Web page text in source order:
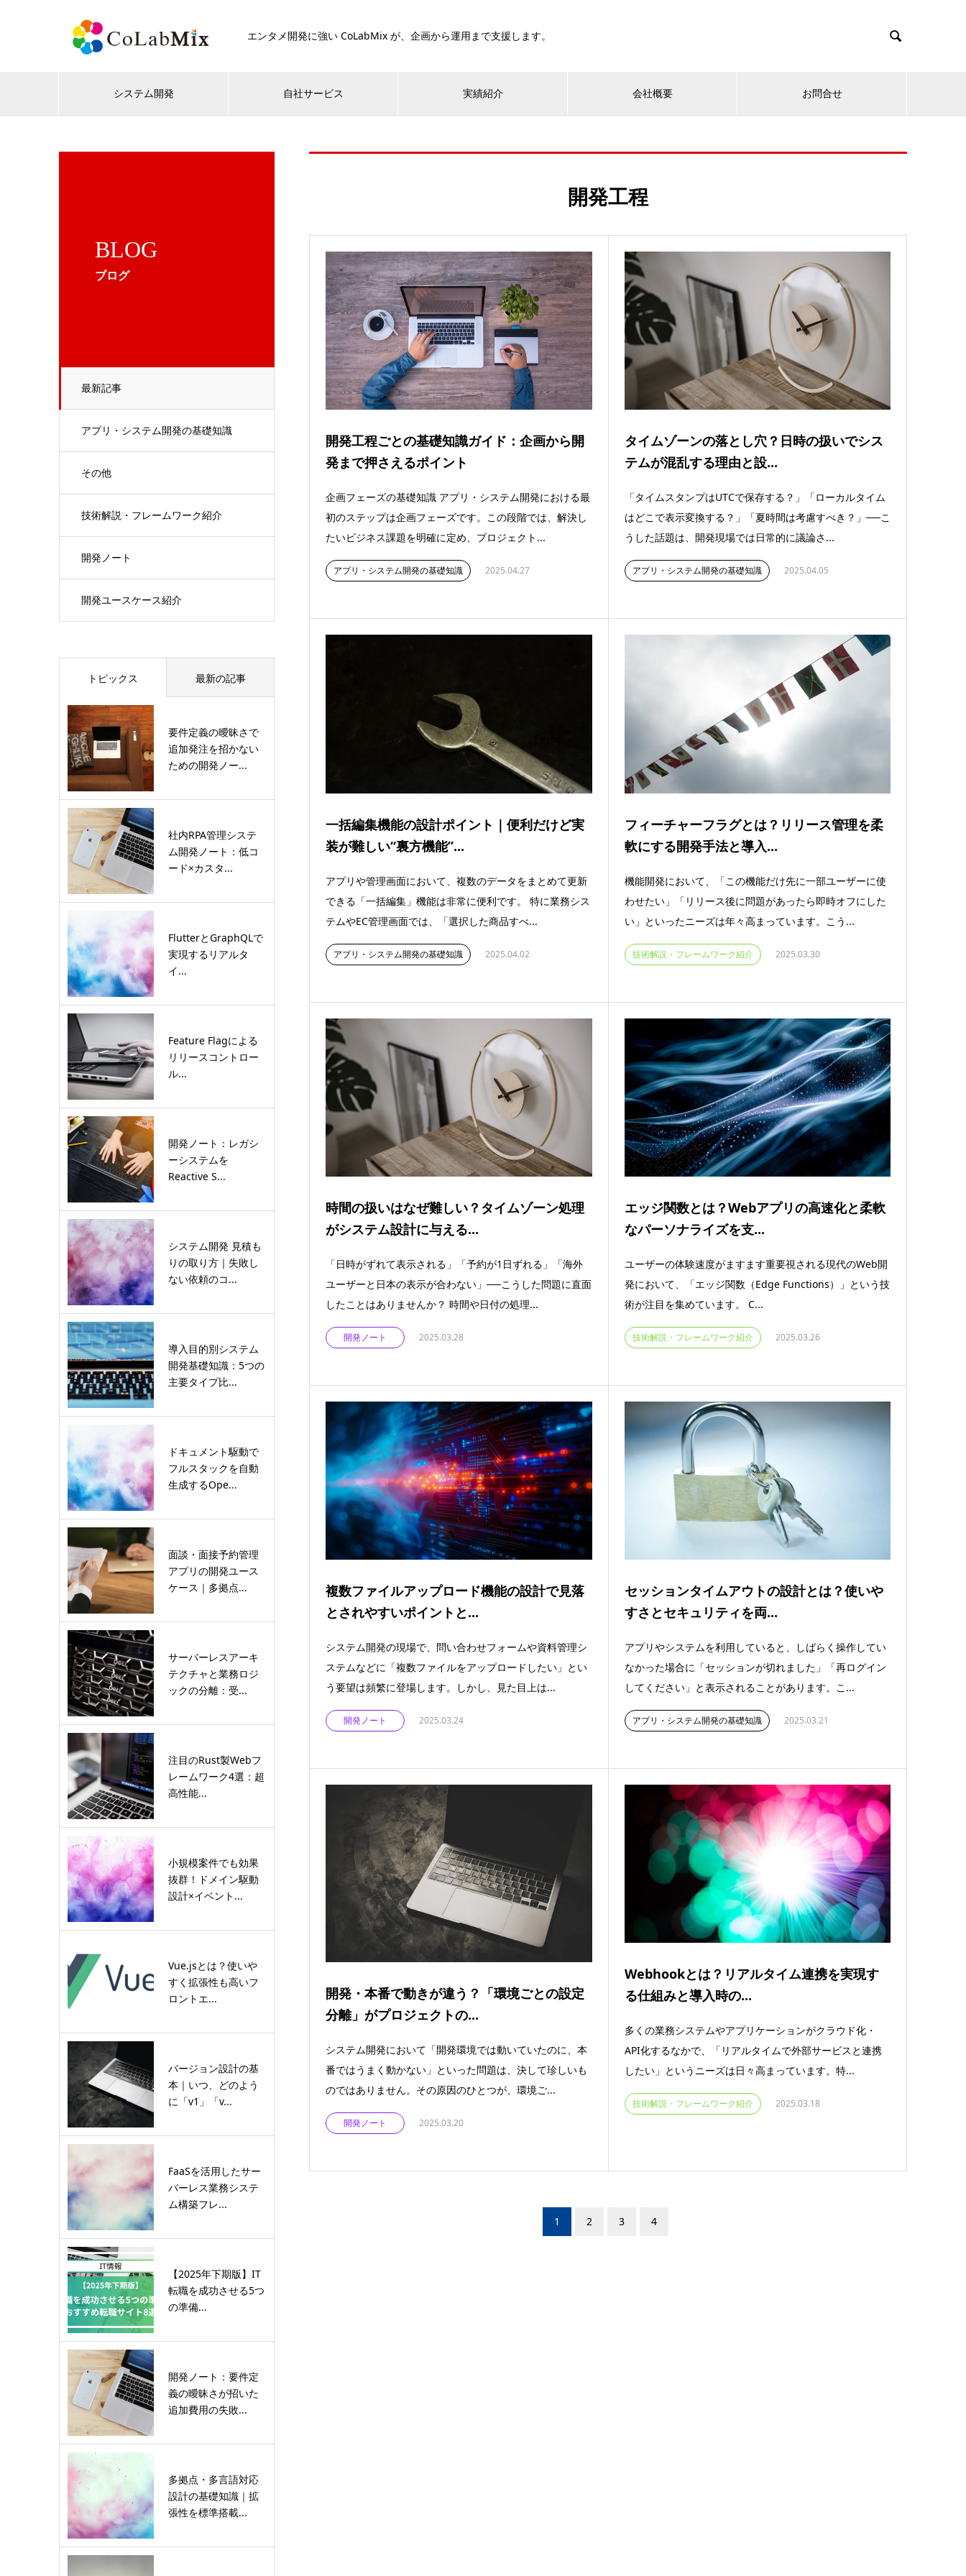
エンタメ開発に強い CoLabMix が、企画から運用まで支援します。 
システム開発 自社サービス 実績紹介 会社概要 お問合せ
BLOG
ブログ
最新記事
アプリ・システム開発の基礎知識
その他
技術解説・フレームワーク紹介
開発ノート
開発ユースケース紹介
開発工程
開発工程ごとの基礎知識ガイド：企画から開
発まで押さえるポイント
企画フェーズの基礎知識 アプリ・システム開発における最
初のステップは企画フェーズです。この段階では、解決し
たいビジネス課題を明確に定め、プロジェクト...
アプリ・システム開発の基礎知識 2025.04.27
タイムゾーンの落とし穴？日時の扱いでシス
テムが混乱する理由と設...
「タイムスタンプはUTCで保存する？」「ローカルタイム
はどこで表示変換する？」「夏時間は考慮すべき？」──こ
うした話題は、開発現場では日常的に議論さ...
アプリ・システム開発の基礎知識 2025.04.05
一括編集機能の設計ポイント｜便利だけど実
装が難しい“裏方機能”...
アプリや管理画面において、複数のデータをまとめて更新
できる「一括編集」機能は非常に便利です。 特に業務シス
テムやEC管理画面では、「選択した商品すべ...
アプリ・システム開発の基礎知識 2025.04.02
フィーチャーフラグとは？リリース管理を柔
軟にする開発手法と導入...
機能開発において、「この機能だけ先に一部ユーザーに使
わせたい」「リリース後に問題があったら即時オフにした
い」といったニーズは年々高まっています。こう...
技術解説・フレームワーク紹介 2025.03.30
時間の扱いはなぜ難しい？タイムゾーン処理
がシステム設計に与える...
「日時がずれて表示される」「予約が1日ずれる」「海外
ユーザーと日本の表示が合わない」──こうした問題に直面
したことはありませんか？ 時間や日付の処理...
開発ノート 2025.03.28
エッジ関数とは？Webアプリの高速化と柔軟
なパーソナライズを支...
ユーザーの体験速度がますます重要視される現代のWeb開
発において、「エッジ関数（Edge Functions）」という技
術が注目を集めています。 C...
技術解説・フレームワーク紹介 2025.03.26
複数ファイルアップロード機能の設計で見落
とされやすいポイントと...
システム開発の現場で、問い合わせフォームや資料管理シ
ステムなどに「複数ファイルをアップロードしたい」とい
う要望は頻繁に登場します。しかし、見た目上は...
開発ノート 2025.03.24
セッションタイムアウトの設計とは？使いや
すさとセキュリティを両...
アプリやシステムを利用していると、しばらく操作してい
なかった場合に「セッションが切れました」「再ログイン
してください」と表示されることがあります。こ...
アプリ・システム開発の基礎知識 2025.03.21
開発・本番で動きが違う？「環境ごとの設定
分離」がプロジェクトの...
システム開発において「開発環境では動いていたのに、本
番ではうまく動かない」といった問題は、決して珍しいも
のではありません。その原因のひとつが、環境ご...
開発ノート 2025.03.20
Webhookとは？リアルタイム連携を実現す
る仕組みと導入時の...
多くの業務システムやアプリケーションがクラウド化・
API化するなかで、「リアルタイムで外部サービスと連携
したい」というニーズは日々高まっています。特...
技術解説・フレームワーク紹介 2025.03.18
1 2 3 4
トピックス 最新の記事
要件定義の曖昧さで
追加発注を招かない
ための開発ノー...
社内RPA管理システ
ム開発ノート：低コ
ード×カスタ...
FlutterとGraphQLで
実現するリアルタ
イ...
Feature Flagによる
リリースコントロー
ル...
開発ノート：レガシ
ーシステムを
Reactive S...
システム開発 見積も
りの取り方｜失敗し
ない依頼のコ...
導入目的別システム
開発基礎知識：5つの
主要タイプ比...
ドキュメント駆動で
フルスタックを自動
生成するOpe...
面談・面接予約管理
アプリの開発ユース
ケース｜多拠点...
サーバーレスアーキ
テクチャと業務ロジ
ックの分離：受...
注目のRust製Webフ
レームワーク4選：超
高性能...
小規模案件でも効果
抜群！ドメイン駆動
設計×イベント...
Vue.jsとは？使いや
すく拡張性も高いフ
ロントエ...
バージョン設計の基
本｜いつ、どのよう
に「v1」「v...
FaaSを活用したサー
バーレス業務システ
ム構築フレ...
【2025年下期版】IT
転職を成功させる5つ
の準備...
開発ノート：要件定
義の曖昧さが招いた
追加費用の失敗...
多拠点・多言語対応
設計の基礎知識｜拡
張性を標準搭載...